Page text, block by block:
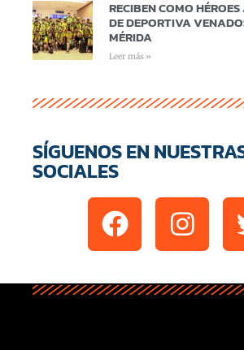
RECIBEN COMO
DE DEPORTIVA
MÉRIDA
Leer más »
SÍGUENOS EN
SOCIALES